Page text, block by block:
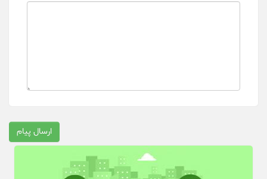
ارسال پیام